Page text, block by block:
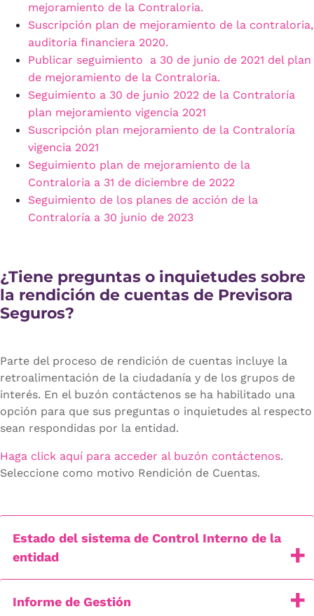
mejoramiento de la Contraloria.
Suscripción plan de mejoramiento de la contraloria,
auditoria financiera 2020.
Publicar seguimiento a 30 de junio de 2021 del plan
de mejoramiento de la Contraloria.
Seguimiento a 30 de junio 2022 de la Contraloría
plan mejoramiento vigencia 2021
Suscripción plan mejoramiento de la Contraloría
vigencia 2021
Seguimiento plan de mejoramiento de la
Contraloria a 31 de diciembre de 2022
Seguimiento de los planes de acción de la
Contraloría a 30 junio de 2023
¿Tiene preguntas o inquietudes sobre
la rendición de cuentas de Previsora
Seguros?
Parte del proceso de rendición de cuentas incluye la
retroalimentación de la ciudadanía y de los grupos de
interés. En el buzón contáctenos se ha habilitado una
opción para que sus preguntas o inquietudes al respecto
sean respondidas por la entidad.
Haga click aquí para acceder al buzón contáctenos.
Seleccione como motivo Rendición de Cuentas.
Estado del sistema de Control Interno de la
entidad
Informe de Gestión